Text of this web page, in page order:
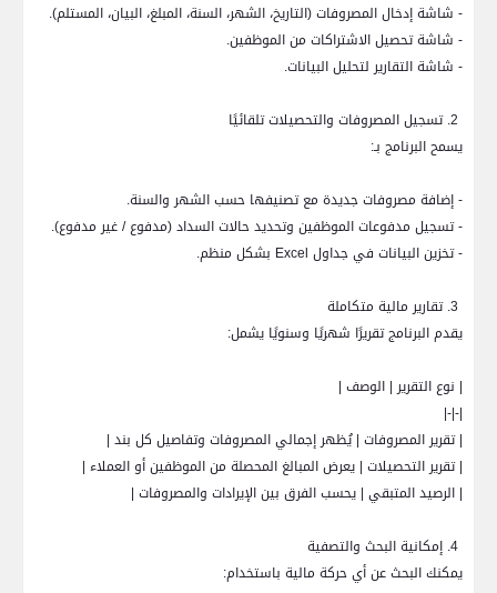
- شاشة إدخال المصروفات (التاريخ، الشهر، السنة، المبلغ، البيان، المستلم).
- شاشة تحصيل الاشتراكات من الموظفين.
- شاشة التقارير لتحليل البيانات.
2. تسجيل المصروفات والتحصيلات تلقائيًا
يسمح البرنامج بـ:
- إضافة مصروفات جديدة مع تصنيفها حسب الشهر والسنة.
- تسجيل مدفوعات الموظفين وتحديد حالات السداد (مدفوع / غير مدفوع).
- تخزين البيانات في جداول Excel بشكل منظم.
3. تقارير مالية متكاملة
يقدم البرنامج تقريرًا شهريًا وسنويًا يشمل:
| نوع التقرير | الوصف |
|-|-|
| تقرير المصروفات | يُظهر إجمالي المصروفات وتفاصيل كل بند |
| تقرير التحصيلات | يعرض المبالغ المحصلة من الموظفين أو العملاء |
| الرصيد المتبقي | يحسب الفرق بين الإيرادات والمصروفات |
4. إمكانية البحث والتصفية
يمكنك البحث عن أي حركة مالية باستخدام: